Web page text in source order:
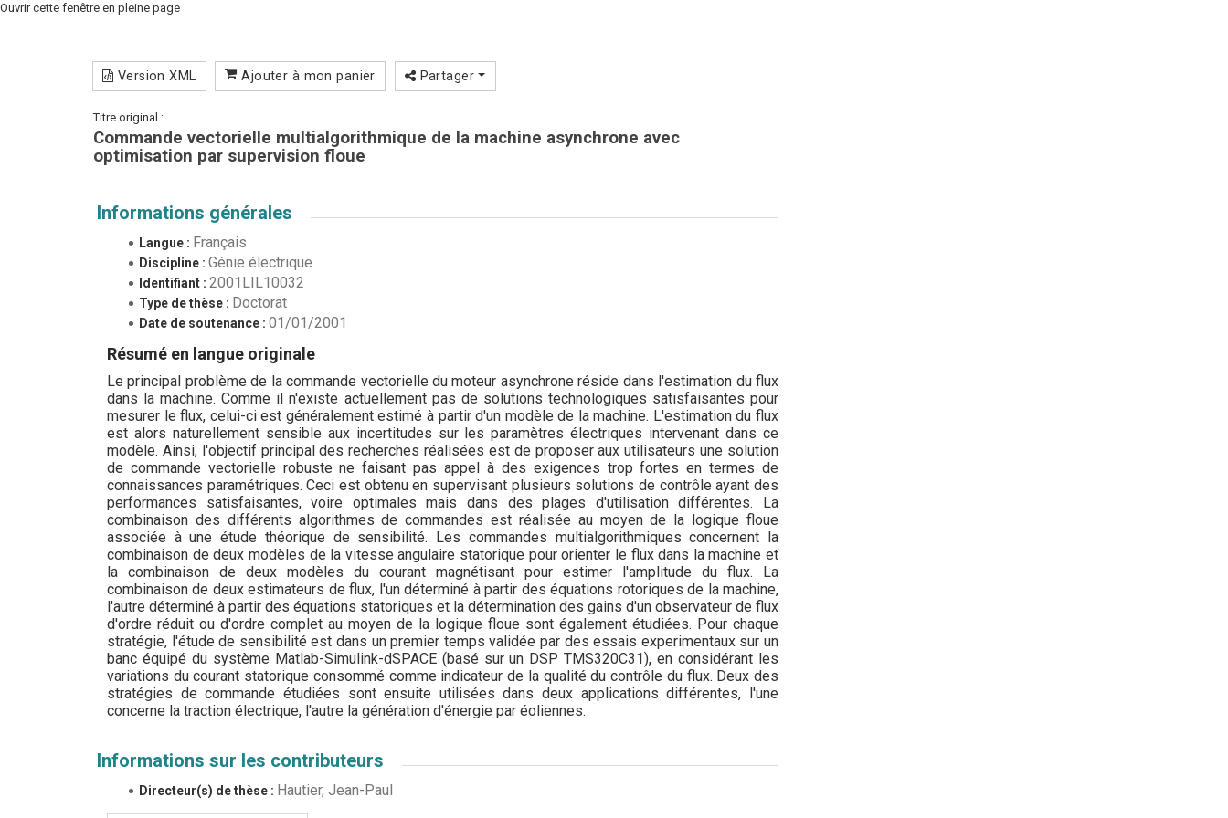
Ouvrir cette fenêtre en pleine page
Version XML Ajouter à mon panier Partager
Titre original :
Commande vectorielle multialgorithmique de la machine asynchrone avec
optimisation par supervision floue
Informations générales
Langue : Français
Discipline : Génie électrique
Identifiant : 2001LIL10032
Type de thèse : Doctorat
Date de soutenance : 01/01/2001
Résumé en langue originale
Le principal problème de la commande vectorielle du moteur asynchrone réside dans l'estimation du flux
dans la machine. Comme il n'existe actuellement pas de solutions technologiques satisfaisantes pour
mesurer le flux, celui-ci est généralement estimé à partir d'un modèle de la machine. L'estimation du flux
est alors naturellement sensible aux incertitudes sur les paramètres électriques intervenant dans ce
modèle. Ainsi, l'objectif principal des recherches réalisées est de proposer aux utilisateurs une solution
de commande vectorielle robuste ne faisant pas appel à des exigences trop fortes en termes de
connaissances paramétriques. Ceci est obtenu en supervisant plusieurs solutions de contrôle ayant des
performances satisfaisantes, voire optimales mais dans des plages d'utilisation différentes. La
combinaison des différents algorithmes de commandes est réalisée au moyen de la logique floue
associée à une étude théorique de sensibilité. Les commandes multialgorithmiques concernent la
combinaison de deux modèles de la vitesse angulaire statorique pour orienter le flux dans la machine et
la combinaison de deux modèles du courant magnétisant pour estimer l'amplitude du flux. La
combinaison de deux estimateurs de flux, l'un déterminé à partir des équations rotoriques de la machine,
l'autre déterminé à partir des équations statoriques et la détermination des gains d'un observateur de flux
d'ordre réduit ou d'ordre complet au moyen de la logique floue sont également étudiées. Pour chaque
stratégie, l'étude de sensibilité est dans un premier temps validée par des essais experimentaux sur un
banc équipé du système Matlab-Simulink-dSPACE (basé sur un DSP TMS320C31), en considérant les
variations du courant statorique consommé comme indicateur de la qualité du contrôle du flux. Deux des
stratégies de commande étudiées sont ensuite utilisées dans deux applications différentes, l'une
concerne la traction électrique, l'autre la génération d'énergie par éoliennes.
Informations sur les contributeurs
Directeur(s) de thèse : Hautier, Jean-Paul